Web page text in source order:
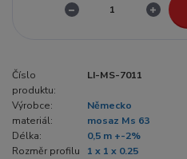
Číslo
produktu:
LI-MS-7011
Výrobce:
Německo
materiál:
mosaz Ms 63
Délka:
0,5 m +-2%
Rozměr profilu
1 x 1 x 0.25